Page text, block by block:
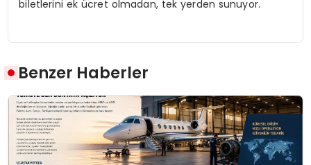
biletlerini ek ücret olmadan, tek yerden sunuyor.
Benzer Haberler